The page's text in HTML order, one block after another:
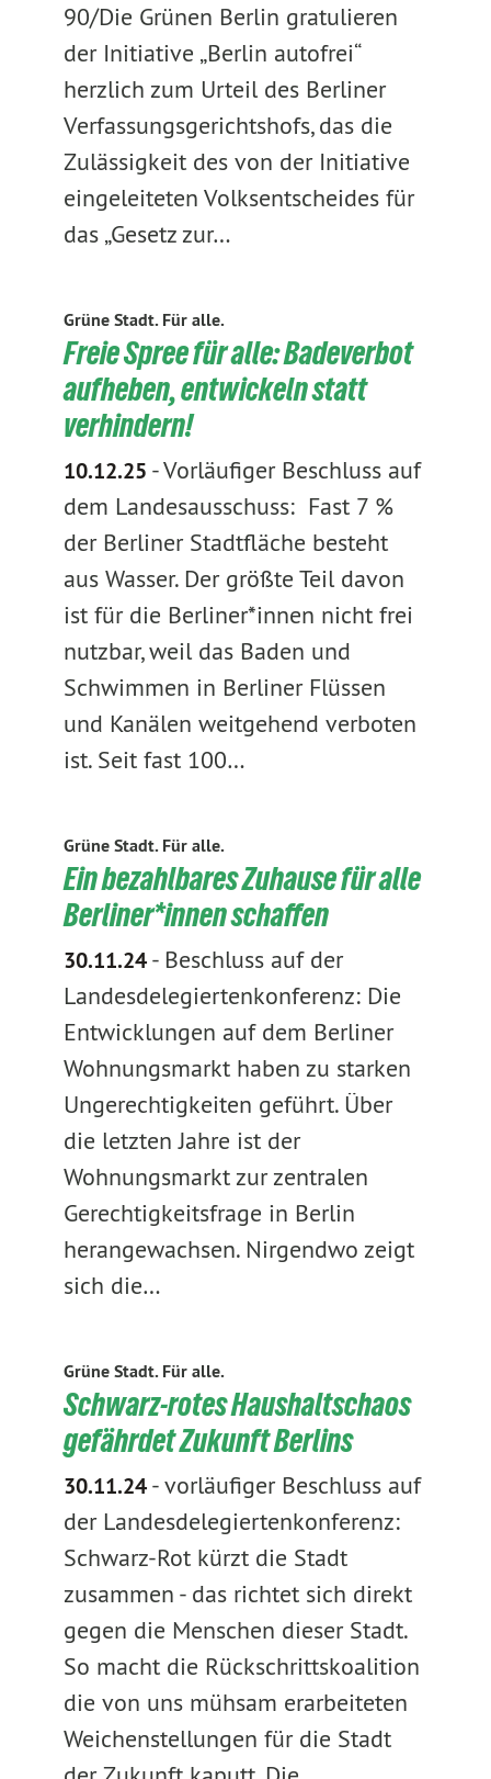
90/Die Grünen Berlin gratulieren
der Initiative „Berlin autofrei“
herzlich zum Urteil des Berliner
Verfassungsgerichtshofs, das die
Zulässigkeit des von der Initiative
eingeleiteten Volksentscheides für
das „Gesetz zur…
Grüne Stadt. Für alle.
Freie Spree für alle: Badeverbot
aufheben, entwickeln statt
verhindern!
10.12.25 -Vorläufiger Beschluss auf
dem Landesausschuss: Fast 7 %
der Berliner Stadtfläche besteht
aus Wasser. Der größte Teil davon
ist für die Berliner*innen nicht frei
nutzbar, weil das Baden und
Schwimmen in Berliner Flüssen
und Kanälen weitgehend verboten
ist. Seit fast 100…
Grüne Stadt. Für alle.
Ein bezahlbares Zuhause für alle
Berliner*innen schaffen
30.11.24- Beschluss auf der
Landesdelegiertenkonferenz: Die
Entwicklungen auf dem Berliner
Wohnungsmarkt haben zu starken
Ungerechtigkeiten geführt. Über
die letzten Jahre ist der
Wohnungsmarkt zur zentralen
Gerechtigkeitsfrage in Berlin
herangewachsen. Nirgendwo zeigt
sich die…
Grüne Stadt. Für alle.
Schwarz-rotes Haushaltschaos
gefährdet Zukunft Berlins
30.11.24-vorläufiger Beschluss auf
der Landesdelegiertenkonferenz:
Schwarz-Rot kürzt die Stadt
zusammen - das richtet sich direkt
gegen die Menschen dieser Stadt.
So macht die Rückschrittskoalition
die von uns mühsam erarbeiteten
Weichenstellungen für die Stadt